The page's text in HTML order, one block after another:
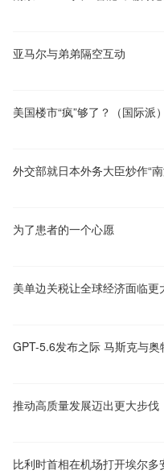
亚马尔与弟弟隔空互动
美国楼市“疯”够了？（国际派）
为了患者的一个心愿
推动高质量发展迈出更大步伐